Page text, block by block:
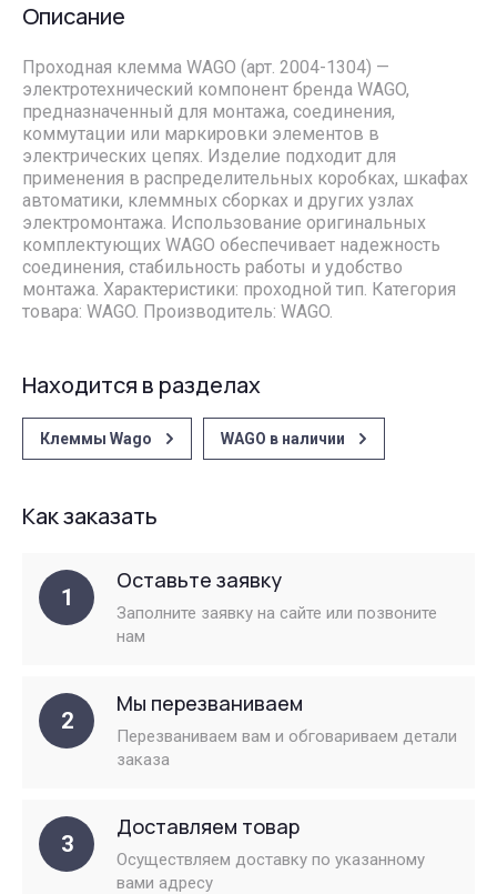
Описание
Проходная клемма WAGO (арт. 2004-1304) —
электротехнический компонент бренда WAGO,
предназначенный для монтажа, соединения,
коммутации или маркировки элементов в
электрических цепях. Изделие подходит для
применения в распределительных коробках, шкафах
автоматики, клеммных сборках и других узлах
электромонтажа. Использование оригинальных
комплектующих WAGO обеспечивает надежность
соединения, стабильность работы и удобство
монтажа. Характеристики: проходной тип. Категория
товара: WAGO. Производитель: WAGO.
Находится в разделах
Клеммы Wago WAGO в наличии
Как заказать
1
Оставьте заявку
Заполните заявку на сайте или позвоните
нам
2
Мы перезваниваем
Перезваниваем вам и обговариваем детали
заказа
3
Доставляем товар
Осуществляем доставку по указанному
вами адресу